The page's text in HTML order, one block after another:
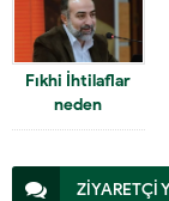
Fıkhi İhtilaflar
neden
kaynaklanıyor?
ZİYARETÇİ